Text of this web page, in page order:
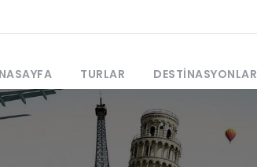
TURLAR DESTINASYONLAR